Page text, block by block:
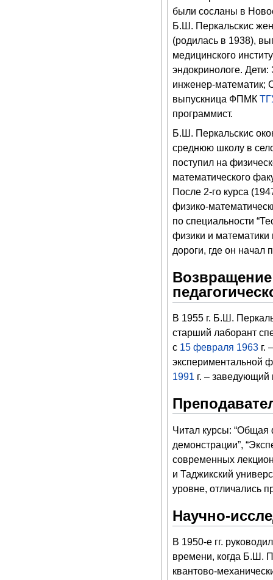
были сосланы в
Б.Ш. Перкальскис
(родилась в 1938),
медицинского
эндокринологе.
инженер-математик;
выпускница ФПМК
программист.
Б.Ш. Перкальскис
среднюю школу в
поступил на
математического
После 2-го курса
физико-
по специальности
физики и
дороги, где он начал
В 1955 г. Б.Ш.
старший лаборант
с 15 февраля 1963г.
экспериментальной
1991 г. –
Читал курсы: “Общая
демонстрации”,
современных
и Таджикский
уровне, отличались
Научно-
В 1950-е гг.
времени, когда Б.Ш.
квантово-